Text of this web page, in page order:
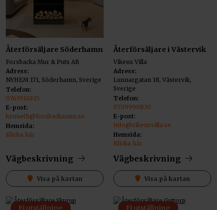
Återförsäljare Söderhamn
Forsbacka Mur & Puts AB
Adress:
NYHEM 171, Söderhamn, Sverige
Telefon:
0763914925
E-post:
kenneth@forsbackamur.se
Hemsida:
Klicka här
Vägbeskrivning
Visa på kartan
Återförsäljare i Västervik
Vikens Villa
Adress:
Lunnargatan 18, Västervik,
Sverige
Telefon:
0709990830
E-post:
info@vikensvilla.se
Hemsida:
Klicka här
Vägbeskrivning
Visa på kartan
Ej utställning Ej utställning